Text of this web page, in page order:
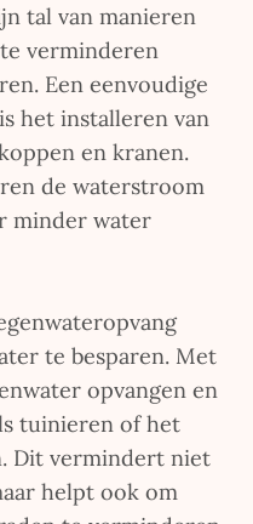
tal van manieren
verminderen
Een eenvoudige
het installeren van
en kranen.
de waterstroom
minder water
te besparen. Met
opvangen en
tuinieren of het
Dit vermindert niet
helpt ook om